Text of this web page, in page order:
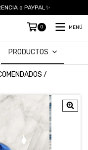
o PAYPAL✨
0 MENÚ
PRODUCTOS
/